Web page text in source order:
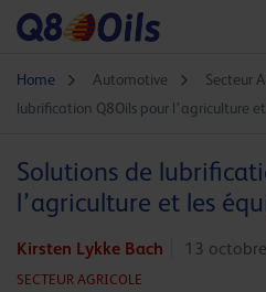
Home Automotive Secteur
lubrification Q8Oils pour l’agriculture
Solutions de
l’agriculture et les
Kirsten Lykke Bach 13
SECTEUR AGRICOLE